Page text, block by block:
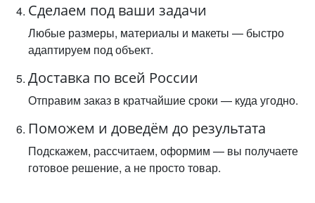
Сделаем под ваши задачи
Любые размеры, материалы и макеты — быстро
адаптируем под объект.
Доставка по всей России
Отправим заказ в кратчайшие сроки — куда угодно.
Поможем и доведём до результата
Подскажем, рассчитаем, оформим — вы получаете
готовое решение, а не просто товар.